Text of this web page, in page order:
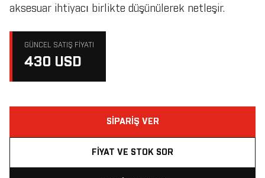
aksesuar ihtiyacı birlikte düşünülerek netleşir.
GÜNCEL SATIŞ FIYATI
430 USD
SIPARIŞ VER
FIYAT VE STOK SOR